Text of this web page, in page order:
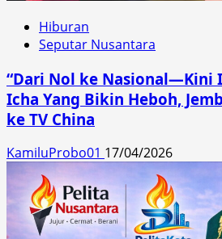
Hiburan
Seputar Nusantara
“Dari Nol ke Nasional—Kini
Icha Yang Bikin Heboh,
ke TV China
KamiluProbo01 17/04/2026